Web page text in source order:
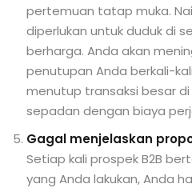
pertemuan tatap muka.
diperlukan untuk duduk di
berharga. Anda akan
penutupan Anda berkali-
menutup transaksi besar
sepadan dengan biaya
Gagal menjelaskan
Setiap kali prospek B2B
yang Anda lakukan, Anda